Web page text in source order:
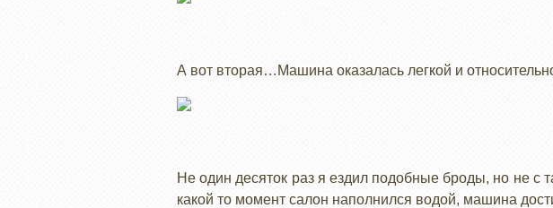
А вот вторая…Машина оказалась легкой и
Не один десяток раз я ездил подобные броды, но не
какой то момент салон наполнился водой, машина